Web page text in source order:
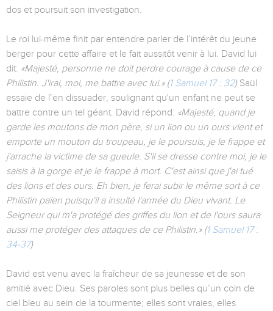
dos et poursuit son investigation.
Le roi lui-même finit par entendre parler de l’intérêt du jeune
berger pour cette affaire et le fait aussitôt venir à lui. David lui
dit: «Majesté, personne ne doit perdre courage à cause de ce
Philistin. J'irai, moi, me battre avec lui.»(1 Samuel 17 : 32)Saül
essaie de l’en dissuader, soulignant qu'un enfant ne peut se
battre contre un tel géant. David répond: «Majesté, quand je
garde les moutons de mon père, si un lion ou un ours vient et
emporte un mouton du troupeau, je le poursuis, je le frappe et
j'arrache la victime de sa gueule. S'il se dresse contre moi, je le
saisis à la gorge et je le frappe à mort. C'est ainsi que j'ai tué
des lions et des ours. Eh bien, je ferai subir le même sort à ce
Philistin païen puisqu'il a insulté l'armée du Dieu vivant. Le
Seigneur qui m'a protégé des griffes du lion et de l'ours saura
aussi me protéger des attaques de ce Philistin.» (1 Samuel 17 :
34-37)
David est venu avec la fraîcheur de sa jeunesse et de son
amitié avec Dieu. Ses paroles sont plus belles qu’un coin de
ciel bleu au sein de la tourmente; elles sont vraies, elles